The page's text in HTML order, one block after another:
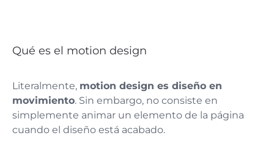
Qué es el motion design
Literalmente, motion design es diseño en
movimiento. Sin embargo, no consiste en
simplemente animar un elemento de la página
cuando el diseño está acabado.